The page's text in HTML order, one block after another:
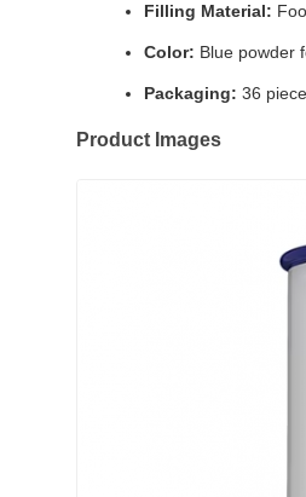
Filling Material:
Color: Blue powder
Packaging: 36
Product Images